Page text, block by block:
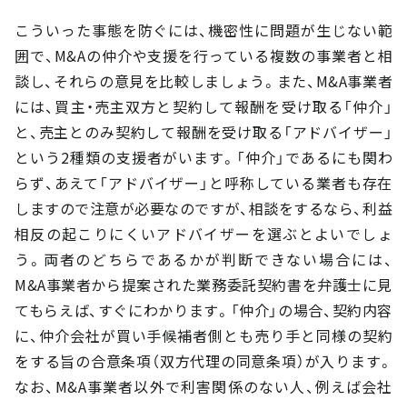
こういった事態を防ぐには、機密性に問題が生じない範
囲で、M&Aの仲介や支援を行っている複数の事業者と相
談し、それらの意見を比較しましょう。また、M&A事業者
には、買主・売主双方と契約して報酬を受け取る「仲介」
と、売主とのみ契約して報酬を受け取る「アドバイザー」
という2種類の支援者がいます。「仲介」であるにも関わ
らず、あえて「アドバイザー」と呼称している業者も存在
しますので注意が必要なのですが、相談をするなら、利益
相反の起こりにくいアドバイザーを選ぶとよいでしょ
う。両者のどちらであるかが判断できない場合には、
M&A事業者から提案された業務委託契約書を弁護士に見
てもらえば、すぐにわかります。「仲介」の場合、契約内容
に、仲介会社が買い手候補者側とも売り手と同様の契約
をする旨の合意条項（双方代理の同意条項）が入ります。
なお、M&A事業者以外で利害関係のない人、例えば会社